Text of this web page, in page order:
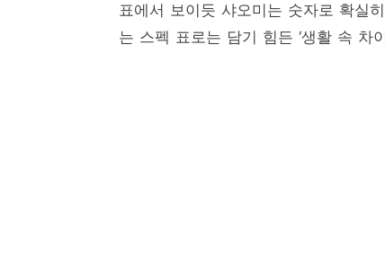
표에서 보이듯 샤오미는 숫자로 확실
는 스펙 표로는 담기 힘든 ‘생활 속 차